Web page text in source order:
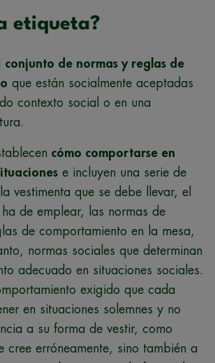
etiqueta?
conjunto de normas y reglas de
que están socialmente aceptadas
contexto social o en una
cómo comportarse en
e incluyen una serie de
vestimenta que se debe llevar, el
ha de emplear, las normas de
de comportamiento en la mesa,
normas sociales que determinan
adecuado en situaciones sociales.
exigido que cada
en situaciones solemnes y no
a su forma de vestir, como
cree erróneamente, sino también a